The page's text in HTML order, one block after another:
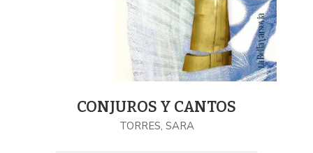
CONJUROS Y CANTOS
TORRES, SARA